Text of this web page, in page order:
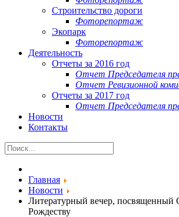
Строительство дороги
Фоторепортаж
Экопарк
Фоторепортаж
Деятельность
Отчеты за 2016 год
Отчет Председателя
Отчет Ревизионной
Отчеты за 2017 год
Отчет Председателя
Новости
Контакты
Главная
Новости
Литературный вечер, посвященный
Рождеству